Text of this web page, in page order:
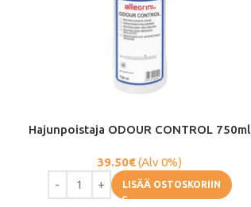
Hajunpoistaja ODOUR CONTROL 750ml
39.50€(Alv 0%)
LISÄÄ OSTOSKORIIN